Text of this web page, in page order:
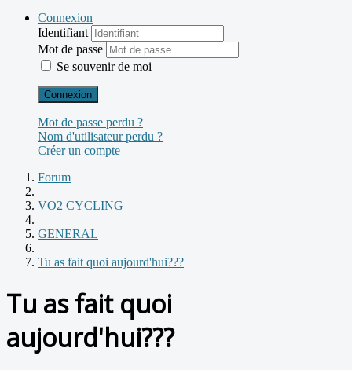
Connexion
Identifiant
Mot de passe
Se souvenir de moi
Connexion
Mot de passe perdu ?
Nom d'utilisateur perdu ?
Créer un compte
Forum
VO2 CYCLING
GENERAL
Tu as fait quoi aujourd'hui???
Tu as fait quoi
aujourd'hui???